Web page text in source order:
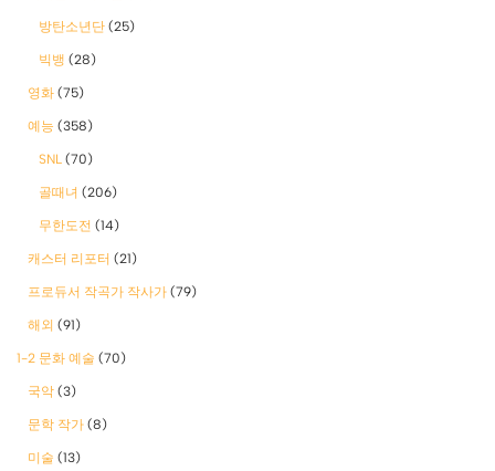
방탄소년단 (25)
빅뱅 (28)
영화 (75)
예능 (358)
SNL (70)
골때녀 (206)
무한도전 (14)
캐스터 리포터 (21)
프로듀서 작곡가 작사가 (79)
해외 (91)
1-2 문화 예술 (70)
국악 (3)
문학 작가 (8)
미술 (13)